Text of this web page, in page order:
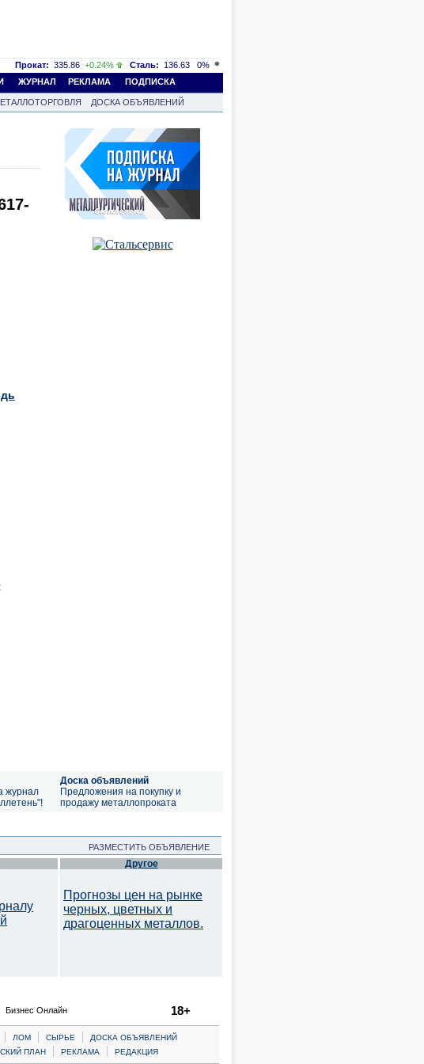
Прокат: 335.86 +0.24% Сталь: 136.63
0%
ЖУРНАЛ РЕКЛАМА ПОДПИСКА
ДОСКА ОБЪЯВЛЕНИЙ
журнал
Доска объявлений
Предложения на покупку и
продажу металлопроката
РАЗМЕСТИТЬ ОБЪЯВЛЕНИЕ
Другое
Прогнозы цен на рынке
черных, цветных и
драгоценных металлов.
Бизнес Онлайн 18+
| ЛОМ | CЫРЬЕ |
ДОСКА ОБЪЯВЛЕНИЙ
ПЛАН | РЕКЛАМА | РЕДАКЦИЯ